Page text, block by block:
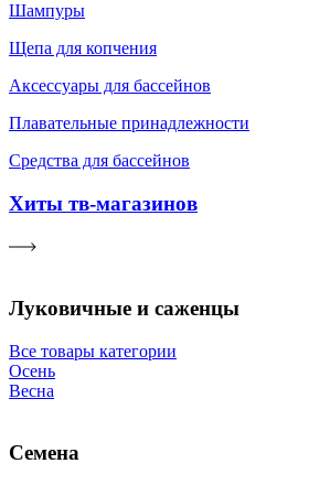
Шампуры
Щепа для копчения
Аксессуары для бассейнов
Плавательные принадлежности
Средства для бассейнов
Хиты тв-магазинов
Луковичные и саженцы
Все товары категории
Осень
Весна
Семена